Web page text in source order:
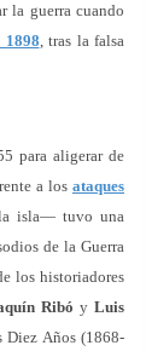
la guerra cuando
1898, tras la falsa
para aligerar de
a los ataques
la isla— tuvo una
de la Guerra
los historiadores
RibóyLuis
Diez Años (1868-